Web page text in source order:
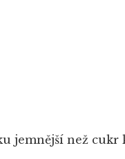
jemnější než cukr